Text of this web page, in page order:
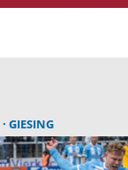
GIESING